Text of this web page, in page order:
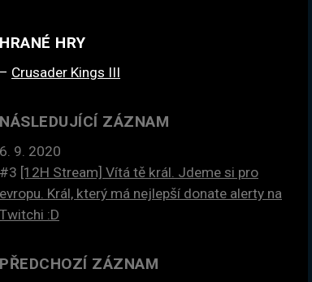
HRANÉ HRY
Crusader Kings III
NÁSLEDUJÍCÍ ZÁZNAM
6. 9. 2020
#3 [12H Stream] Vítá tě král. Jdeme si pro
evropu. Král, který má nejlepší donate alerty na
Twitchi :D
PŘEDCHOZÍ ZÁZNAM